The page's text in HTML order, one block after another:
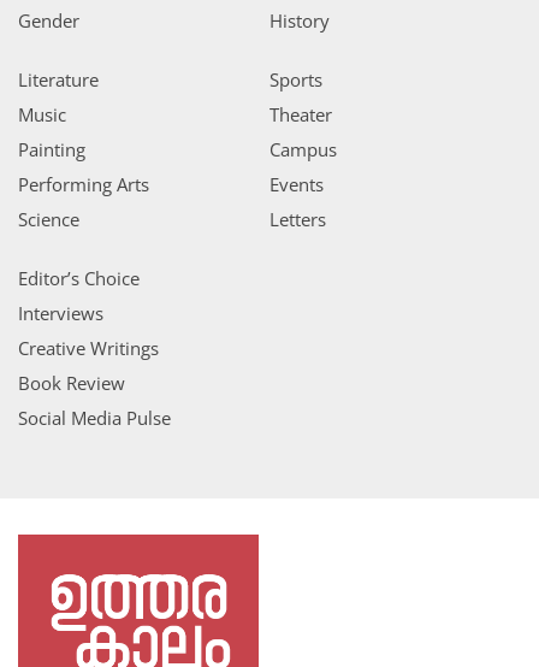
Gender
History
Literature
Music
Painting
Performing Arts
Science
Sports
Theater
Campus
Events
Letters
Editor’s Choice
Interviews
Creative Writings
Book Review
Social Media Pulse